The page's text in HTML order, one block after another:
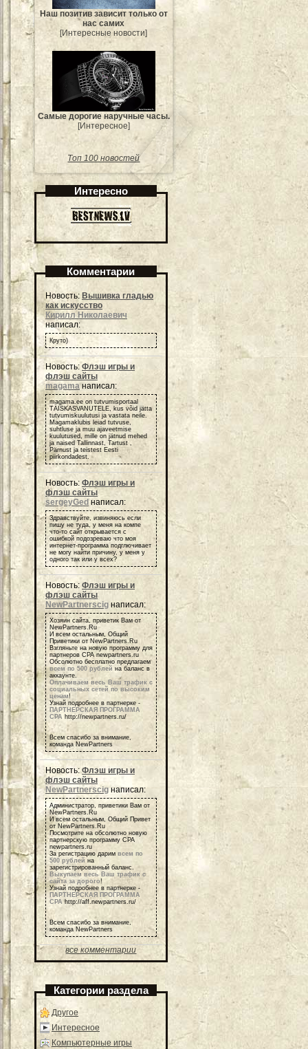
Наш позитив зависит только от
нас самих
[Интересные новости]
Самые дорогие наручные часы.
[Интересное]
Топ 100 новостей
Интересно
Комментарии
Новость: Вышивка гладью
как искусство
Кирилл Николаевич
написал:
Круто)
Новость: Флэш игры и
флэш сайты
magamaнаписал:
magama.ee on tutvumisportaal
TÄISKASVANUTELE, kus võid jätta
tutvumiskuulutusi ja vastata neile.
Magamaklubis leiad tutvuse,
suhtluse ja muu ajaveetmise
kuulutused, mille on jätnud mehed
ja naised Tallinnast, Tartust ,
Pärnust ja teistest Eesti
piirkondadest.
Новость: Флэш игры и
флэш сайты
sergeyGed написал:
Здравствуйте, извиняюсь если
пишу не туда, у меня на компе
что-то сайт открывается с
ошибкой подозреваю что моя
интернет-программа подглючивает
не могу найти причину, у меня у
одного так или у всех?
Новость: Флэш игры и
флэш сайты
NewPartnerscig написал:
Хозяин сайта, приветик Вам от
NewPartners.Ru
И всем остальным, Общий
Приветики от NewPartners.Ru
Взгляньте на новую программу для
партнеров СРА newpartners.ru
Обсолютно бесплатно предлагаем
всем по 500 рублей на баланс в
аккаунте.
Оплачиваем весь Ваш трафик с
социальных сетей по высоким
ценам!
Узнай подробнее в партнерке -
ПАРТНЕРСКАЯ ПРОГРАММА
СРА http://newpartners.ru/
Всем спасибо за внимание,
команда NewPartners
Новость:Флэш игры и
флэш сайты
NewPartnerscigнаписал:
Администратор, приветики Вам от
NewPartners.Ru
И всем остальным, Общий Привет
от NewPartners.Ru
Посмотрите на обсолютно новую
партнерскую программу СРА
newpartners.ru
За регистрацию дарим всем по
500 рублей на
зарегистрированный баланс.
Выкупаем весь Ваш трафик с
сайта за дорого!
Узнай подробнее в партнерке -
ПАРТНЕРСКАЯ ПРОГРАММА
СРА http://aff.newpartners.ru/
Всем спасибо за внимание,
команда NewPartners
все комментарии
Категории раздела
Другое
Интересное
Компьютерные игры